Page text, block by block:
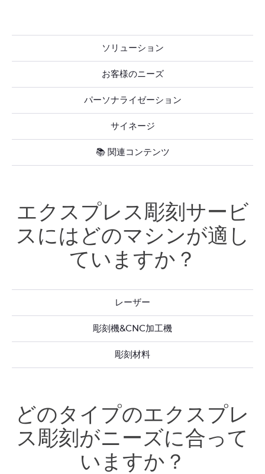
ソリューション
お客様のニーズ
パーソナライゼーション
サイネージ
📚 関連コンテンツ
エクスプレス彫刻サービ
スにはどのマシンが適し
ていますか？
レーザー
彫刻機&CNC加工機
彫刻材料
どのタイプのエクスプレ
ス彫刻がニーズに合って
いますか？